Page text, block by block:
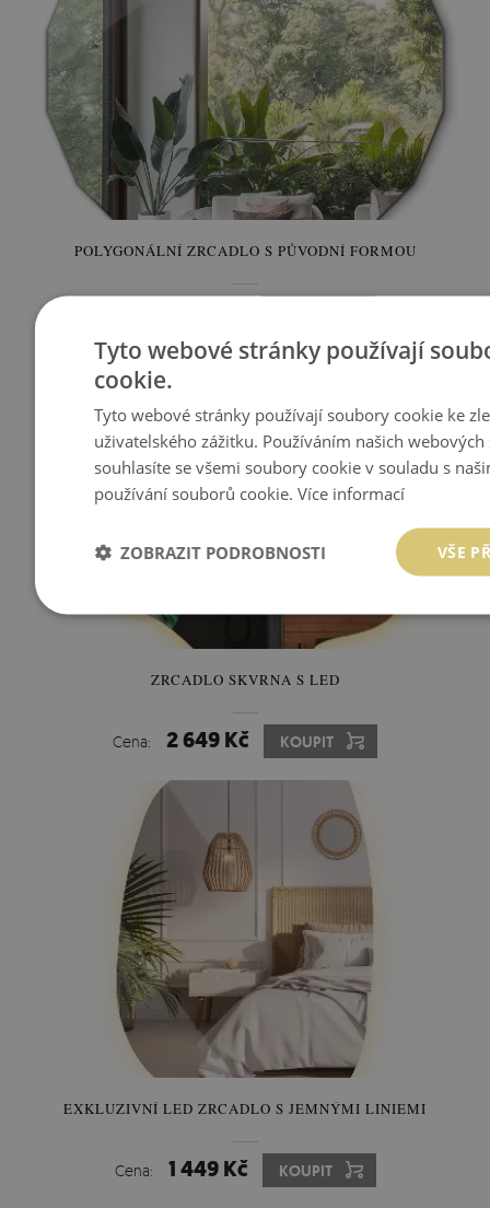
POLYGONÁLNÍ ZRCADLO S PŮVODNÍ FORMOU
ZRCADLO SKVRNA S LED
Cena: 2 649 Kč KOUPIT
EXKLUZIVNÍ LED ZRCADLO S JEMNÝMI LINIEMI
Cena: 1 449 Kč KOUPIT
Tyto webové stránky používají
cookie.
Tyto webové stránky používají soubory cookie ke
uživatelského zážitku. Používáním našich webových
souhlasíte se všemi soubory cookie v souladu s
používání souborů cookie.Více informací
VŠE
ZOBRAZIT PODROBNOSTI